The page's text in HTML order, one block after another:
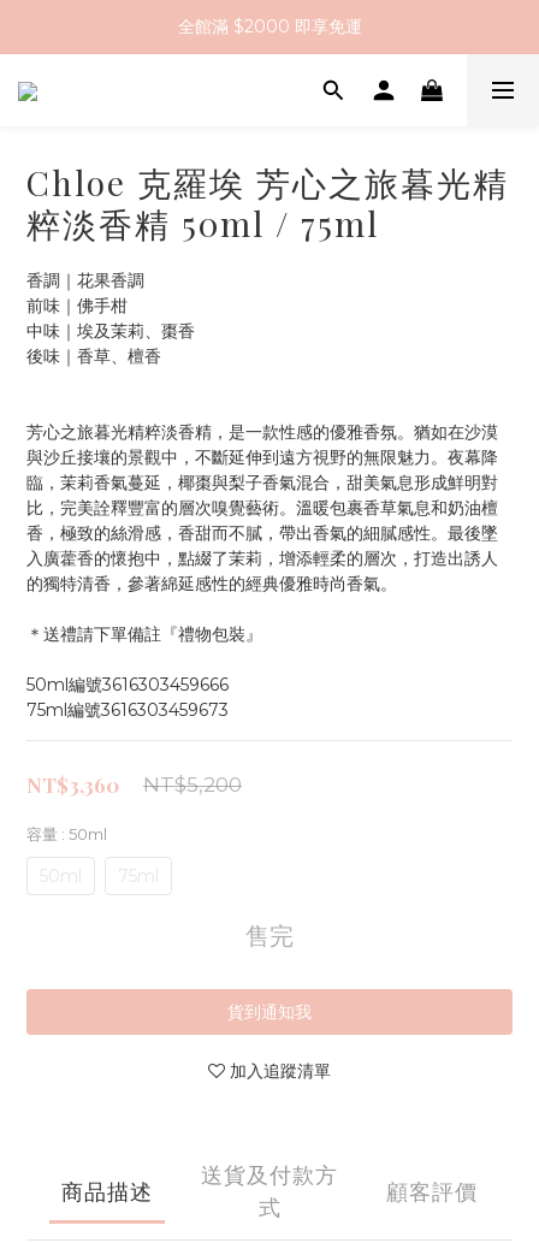
全館滿 $2000 即享免運
註冊會員送 $200 購物金
全館滿 $2000 即享免運
Chloe 克羅埃 芳心之旅暮光精
粹淡香精 50ml / 75ml
香調｜花果香調
前味｜佛手柑
中味｜埃及茉莉、棗香
後味｜香草、檀香
芳心之旅暮光精粹淡香精，是一款性感的優雅香氛。猶如在沙漠
與沙丘接壤的景觀中，不斷延伸到遠方視野的無限魅力。夜幕降
臨，茉莉香氣蔓延，椰棗與梨子香氣混合，甜美氣息形成鮮明對
比，完美詮釋豐富的層次嗅覺藝術。溫暖包裹香草氣息和奶油檀
香，極致的絲滑感，香甜而不膩，帶出香氣的細膩感性。最後墜
入廣藿香的懷抱中，點綴了茉莉，增添輕柔的層次，打造出誘人
的獨特清香，參著綿延感性的經典優雅時尚香氣。
＊送禮請下單備註『禮物包裝』
50ml編號3616303459666
75ml編號3616303459673
NT$5,200
NT$3,360
容量 : 50ml
50ml 75ml
售完
貨到通知我
加入追蹤清單
商品描述
送貨及付款方
式
顧客評價